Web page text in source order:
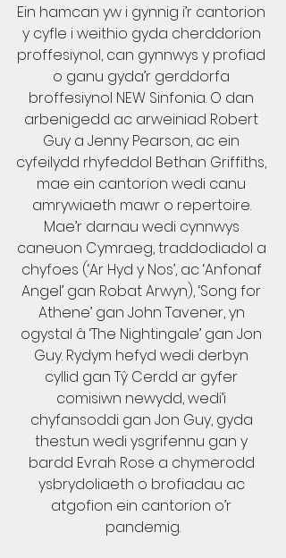
Ein hamcan yw i gynnig i’r cantorion
y cyfle i weithio gyda cherddorion
proffesiynol, can gynnwys y profiad
o ganu gyda’r gerddorfa
broffesiynol NEW Sinfonia. O dan
arbenigedd ac arweiniad Robert
Guy a Jenny Pearson, ac ein
cyfeilydd rhyfeddol Bethan Griffiths,
mae ein cantorion wedi canu
amrywiaeth mawr o repertoire.
Mae’r darnau wedi cynnwys
caneuon Cymraeg, traddodiadol a
chyfoes (‘Ar Hyd y Nos’, ac ‘Anfonaf
Angel’ gan Robat Arwyn), ‘Song for
Athene’ gan John Tavener, yn
ogystal â ‘The Nightingale’ gan Jon
Guy. Rydym hefyd wedi derbyn
cyllid gan Tŷ Cerdd ar gyfer
comisiwn newydd, wedi’i
chyfansoddi gan Jon Guy, gyda
thestun wedi ysgrifennu gan y
bardd Evrah Rose a chymerodd
ysbrydoliaeth o brofiadau ac
atgofion ein cantorion o’r
pandemig.